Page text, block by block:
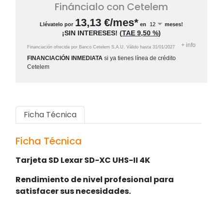
Fináncialo con Cetelem
Llévatelo por 13,13 €/mes* en meses!
¡SIN INTERESES! (TAE 9,50 %)
Financiación ofrecida por Banco Cetelem S.A.U. Válido hasta 31/01/2027 + info
FINANCIACIÓN INMEDIATA si ya tienes línea de crédito
Cetelem
Ficha Técnica
Ficha Técnica
Tarjeta SD Lexar SD-XC UHS-II 4K
Rendimiento de nivel profesional para
satisfacer sus necesidades.